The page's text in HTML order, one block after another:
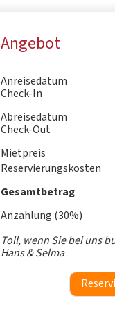
Angebot
Anreisedatum
Check-In
Abreisedatum
Check-Out
Mietpreis
Reservierungskosten
Gesamtbetrag
Anzahlung (30%)
Toll, wenn Sie bei uns
Hans & Selma